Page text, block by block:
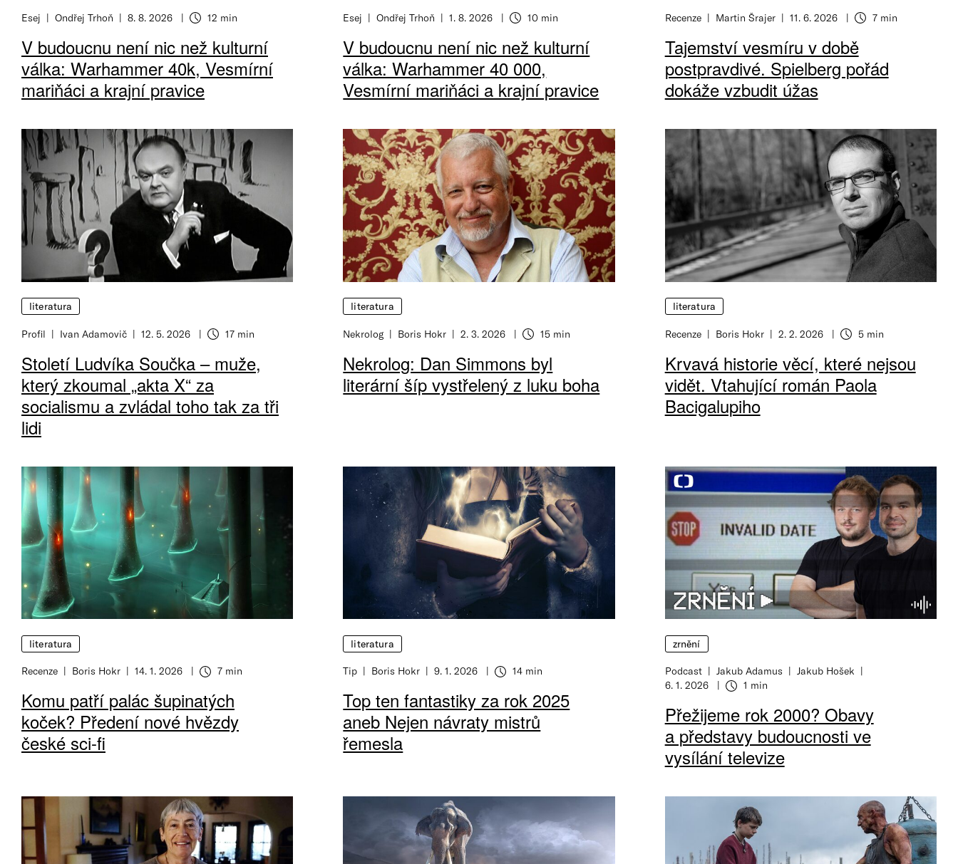
Esej Ondřej Trhoň 8. 8. 2026 12 min
V budoucnu není nic než kulturní
válka: Warhammer 40k, Vesmírní
mariňáci a krajní pravice
Esej Ondřej Trhoň 1. 8. 2026 10 min
V budoucnu není nic než kulturní
válka: Warhammer 40 000,
Vesmírní mariňáci a krajní pravice
Recenze Martin Šrajer 11. 6. 2026
Doba čtení 7 min
Tajemství vesmíru v době
postpravdivé. Spielberg pořád
dokáže vzbudit úžas
literatura
Profil Ivan Adamovič 12. 5. 2026 17 min
Století Ludvíka Součka – muže,
který zkoumal „akta X“ za
socialismu a zvládal toho tak za tři
lidi
literatura
Nekrolog Boris Hokr 2. 3. 2026 15 min
Nekrolog: Dan Simmons byl
literární šíp vystřelený z luku boha
literatura
Recenze Boris Hokr 2. 2. 2026
Doba čtení 5 min
Krvavá historie věcí, které nejsou
vidět. Vtahující román Paola
Bacigalupiho
literatura
Recenze Boris Hokr 14. 1. 2026 7 min
Komu patří palác šupinatých
koček? Předení nové hvězdy
české sci-fi
literatura
Tip Boris Hokr 9. 1. 2026 14 min
Top ten fantastiky za rok 2025
aneb Nejen návraty mistrů
řemesla
zrnění
Podcast Jakub Adamus
Jakub Hošek
6. 1. 2026
1 min
Přežijeme rok 2000? Obavy
a představy budoucnosti ve
vysílání televize